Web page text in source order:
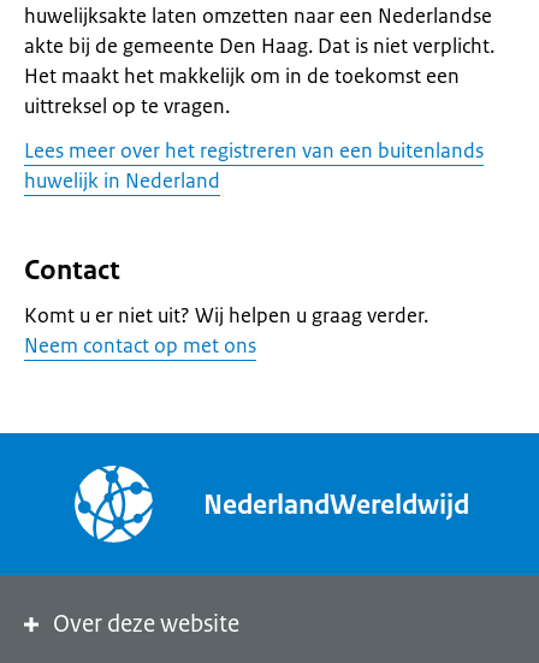
huwelijksakte laten omzetten naar een Nederlandse
akte bij de gemeente Den Haag. Dat is niet verplicht.
Het maakt het makkelijk om in de toekomst een
uittreksel op te vragen.
Lees meer over het registreren van een buitenlands
huwelijk in Nederland
Contact
Komt u er niet uit? Wij helpen u graag verder.
Neem contact op met ons
NederlandWereldwijd
Over deze website